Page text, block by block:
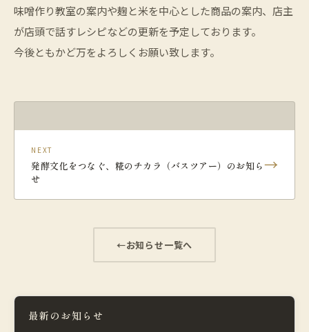
味噌作り教室の案内や麹と米を中心とした商品の案内、店主
が店頭で話すレシピなどの更新を予定しております。
今後ともかど万をよろしくお願い致します。
NEXT
発酵文化をつなぐ、糀のチカラ（バスツアー）のお知ら
せ
→
お知らせ一覧へ
最新のお知らせ